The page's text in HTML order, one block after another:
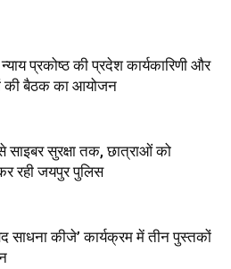
प्रकोष्ठ की प्रदेश कार्यकारिणी और
की बैठक का आयोजन
साइबर सुरक्षा तक, छात्राओं को
रही जयपुर पुलिस
साधना कीजे’ कार्यक्रम में तीन पुस्तकों